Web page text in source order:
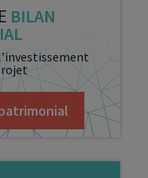
2026
BILAN